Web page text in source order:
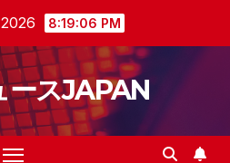
8:19:07 PM
ースJAPAN